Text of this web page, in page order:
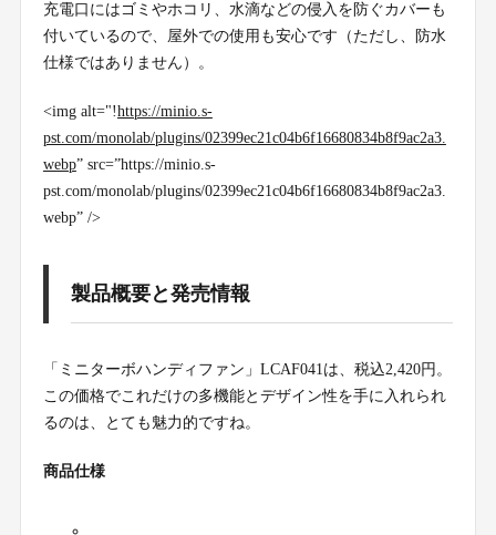
充電口にはゴミやホコリ、水滴などの侵入を防ぐカバーも
付いているので、屋外での使用も安心です（ただし、防水
仕様ではありません）。
<img alt="!https://minio.s-
pst.com/monolab/plugins/02399ec21c04b6f16680834b8f9ac2a3.
webp” src=”https://minio.s-
pst.com/monolab/plugins/02399ec21c04b6f16680834b8f9ac2a3.
webp” />
製品概要と発売情報
「ミニターボハンディファン」LCAF041は、税込2,420円。
この価格でこれだけの多機能とデザイン性を手に入れられ
るのは、とても魅力的ですね。
商品仕様